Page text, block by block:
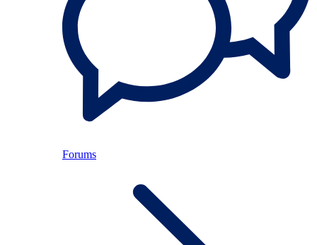
Forums